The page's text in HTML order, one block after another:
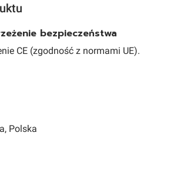
bezpieczeństwa
CE (zgodność z normami UE).
Polska